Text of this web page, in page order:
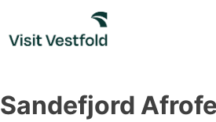
content
Sandefjord